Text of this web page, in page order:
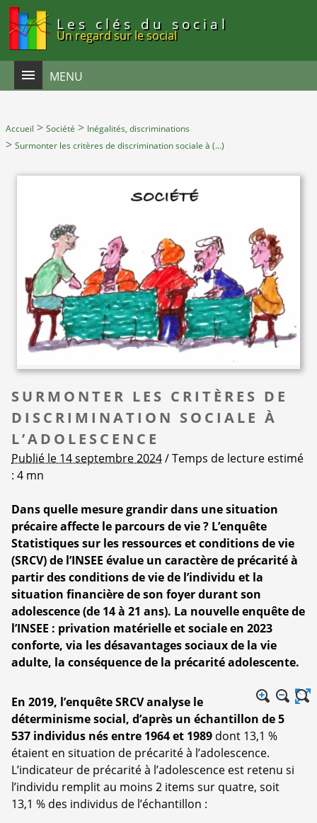
Les clés du social
Un regard sur le social
MENU
Accueil > Société > Inégalités, discriminations
> Surmonter les critères de discrimination sociale à (…)
SURMONTER LES CRITÈRES DE
DISCRIMINATION SOCIALE À
L’ADOLESCENCE
Publié le 14 septembre 2024/ Temps de lecture estimé
: 4 mn
Dans quelle mesure grandir dans une situation
précaire affecte le parcours de vie ? L’enquête
Statistiques sur les ressources et conditions de vie
(SRCV) de l’INSEE évalue un caractère de précarité à
partir des conditions de vie de l’individu et la
situation financière de son foyer durant son
adolescence (de 14 à 21 ans). La nouvelle enquête de
l’INSEE : privation matérielle et sociale en 2023
conforte, via les désavantages sociaux de la vie
adulte, la conséquence de la précarité adolescente.
En 2019, l’enquête SRCV analyse le
déterminisme social, d’après un échantillon de 5
537 individus nés entre 1964 et 1989 dont 13,1 %
étaient en situation de précarité à l’adolescence.
L’indicateur de précarité à l’adolescence est retenu si
l’individu remplit au moins 2 items sur quatre, soit
13,1 % des individus de l’échantillon :
Panneau de gestion des cookies